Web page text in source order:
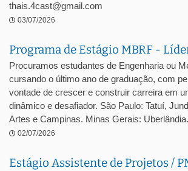
thais.4cast@gmail.com
03/07/2026
Programa de Estágio MBRF -
Procuramos estudantes de Engenharia ou
cursando o último ano de graduação, com
vontade de crescer e construir carreira em
dinâmico e desafiador. São Paulo: Tatuí,
Artes e Campinas. Minas Gerais:
02/07/2026
Estágio Assistente de Projetos /